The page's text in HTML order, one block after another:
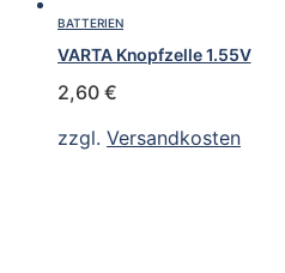
BATTERIEN
VARTA Knopfzelle 1.55V
2,60 €
zzgl. Versandkosten